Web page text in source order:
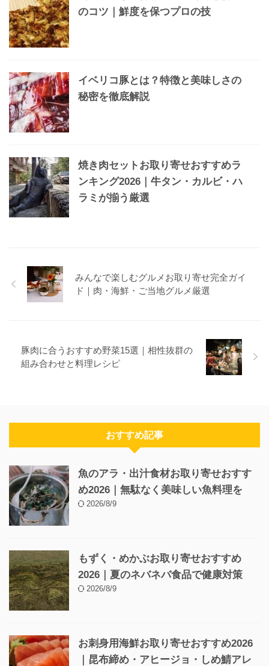
のコツ｜鮮度を保つプロの技
イベリコ豚とは？特徴と美味しさの
秘密を徹底解説
焼き肉セットお取り寄せおすすめラ
ンキング2026｜牛タン・カルビ・ハ
ラミが揃う厳選
みんなで楽しむグルメお取り寄せ完全ガイ
ド｜肉・海鮮・ご当地グルメ厳選
豚肉に合うおすすめ野菜15選｜相性抜群の
組み合わせと料理レシピ
おすすめ記事
魚のアラ・出汁食材お取り寄せおすす
め2026｜無駄なく美味しい魚料理を
2026/8/9
もずく・めかぶお取り寄せおすすめ
2026｜夏のネバネバ食品で健康対策
2026/8/9
お刺身用海鮮お取り寄せおすすめ2026
｜昆布締め・アヒージョ・しめ鯖アレ